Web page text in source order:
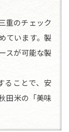
重のチェック
ています。製
スが可能な製
ることで、安
田米の「美味